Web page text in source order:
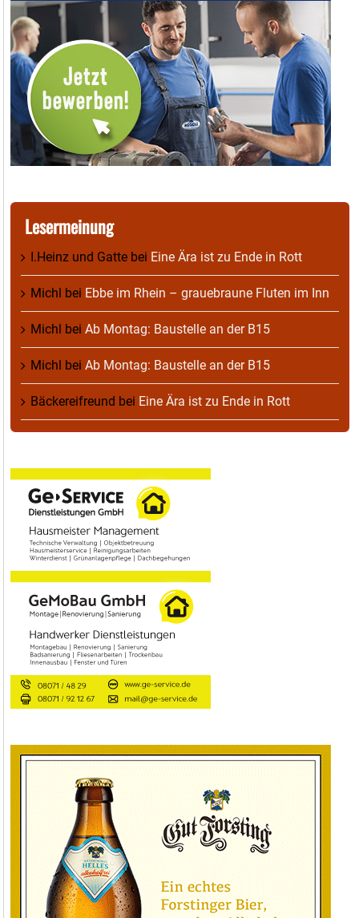
Lesermeinung
I.Heinz und Gatte bei Eine Ära ist zu Ende in Rott
Michl bei Ebbe im Rhein – grauebraune Fluten im Inn
Michl bei Ab Montag: Baustelle an der B15
Michl bei Ab Montag: Baustelle an der B15
Bäckereifreund bei Eine Ära ist zu Ende in Rott